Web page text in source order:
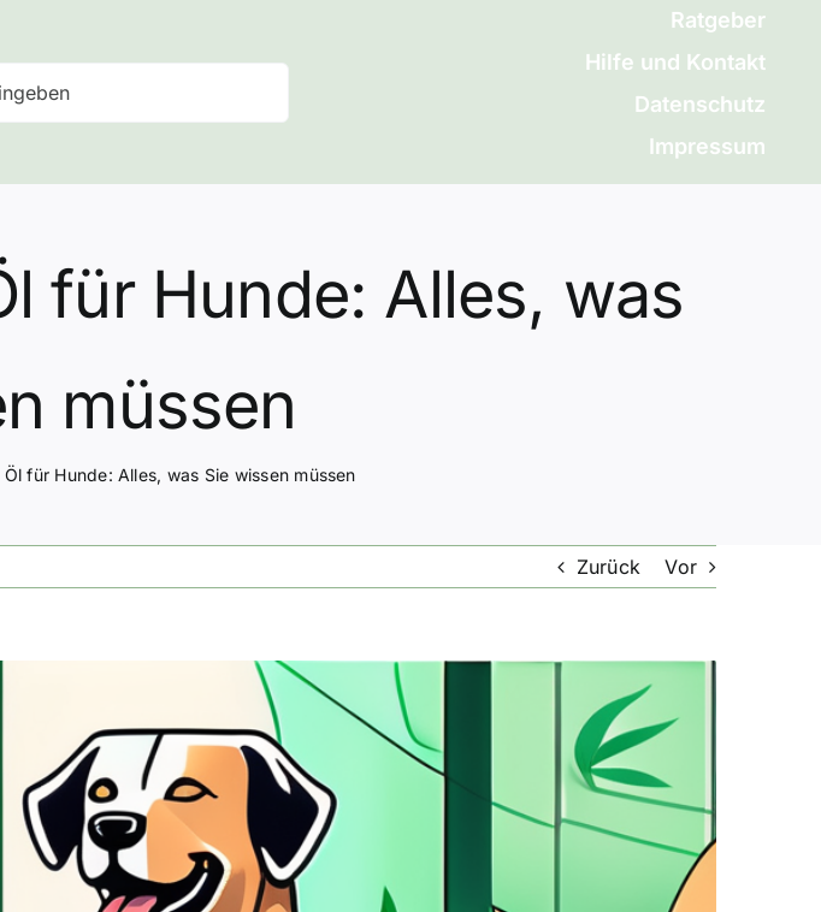
Ratgeber
Hilfe und Kontakt
Datenschutz
Impressum
für Hunde: Alles, was
müssen
für Hunde: Alles, was Sie wissen müssen
Zurück Vor